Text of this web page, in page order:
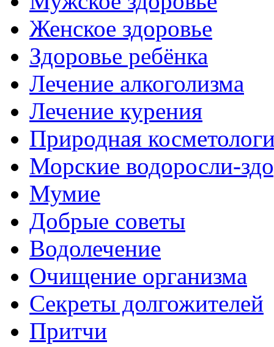
Женское здоровье
Здоровье ребёнка
Лечение алкоголизма
Лечение курения
Природная
Морские водоросли-
Мумие
Добрые советы
Водолечение
Очищение организма
Секреты долгожителей
Притчи